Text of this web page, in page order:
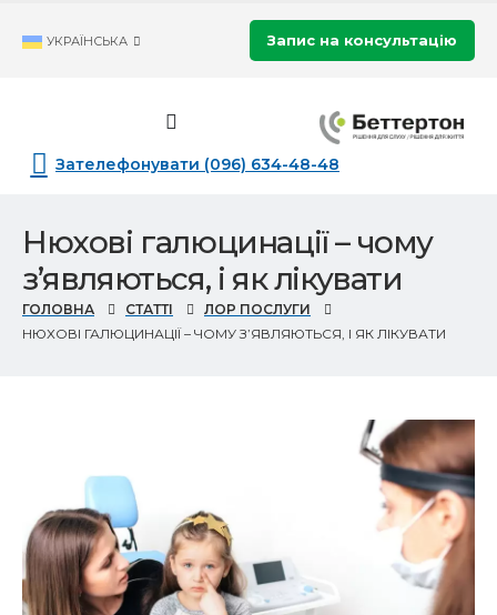
УКРАЇНСЬКА Запис на консультацію
Зателефонувати (096) 634-48-48
Нюхові галюцинації – чому
з’являються, і як лікувати
ГОЛОВНА СТАТТІ
ЛОР ПОСЛУГИ
НЮХОВІ ГАЛЮЦИНАЦІЇ – ЧОМУ З’ЯВЛЯЮТЬСЯ, І ЯК ЛІКУВАТИ